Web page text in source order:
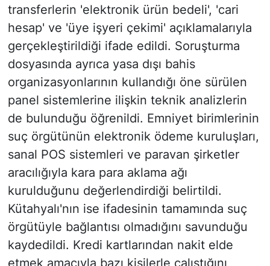
transferlerin 'elektronik ürün bedeli', 'cari
hesap' ve 'üye işyeri çekimi' açıklamalarıyla
gerçekleştirildiği ifade edildi. Soruşturma
dosyasında ayrıca yasa dışı bahis
organizasyonlarının kullandığı öne sürülen
panel sistemlerine ilişkin teknik analizlerin
de bulunduğu öğrenildi. Emniyet birimlerinin
suç örgütünün elektronik ödeme kuruluşları,
sanal POS sistemleri ve paravan şirketler
aracılığıyla kara para aklama ağı
kurulduğunu değerlendirdiği belirtildi.
Kütahyalı'nın ise ifadesinin tamamında suç
örgütüyle bağlantısı olmadığını savunduğu
kaydedildi. Kredi kartlarından nakit elde